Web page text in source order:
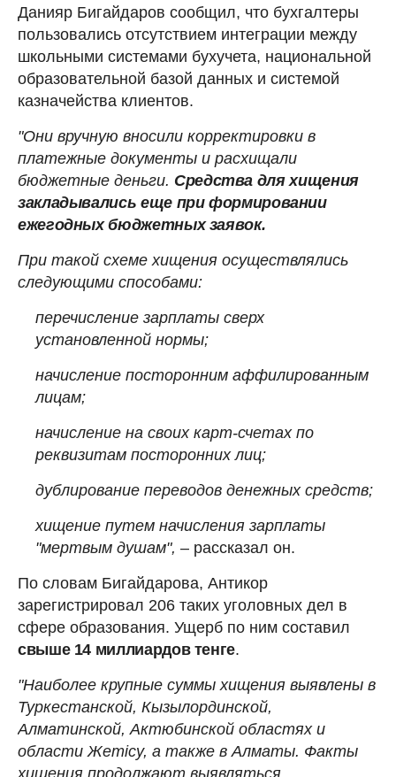
Данияр Бигайдаров сообщил, что бухгалтеры
пользовались отсутствием интеграции между
школьными системами бухучета, национальной
образовательной базой данных и системой
казначейства клиентов.
"Они вручную вносили корректировки в
платежные документы и расхищали
бюджетные деньги. Средства для хищения
закладывались еще при формировании
ежегодных бюджетных заявок.
При такой схеме хищения осуществлялись
следующими способами:
перечисление зарплаты сверх
установленной нормы;
начисление посторонним аффилированным
лицам;
начисление на своих карт-счетах по
реквизитам посторонних лиц;
дублирование переводов денежных средств;
хищение путем начисления зарплаты
"мертвым душам", – рассказал он.
По словам Бигайдарова, Антикор
зарегистрировал 206 таких уголовных дел в
сфере образования. Ущерб по ним составил
свыше 14 миллиардов тенге.
"Наиболее крупные суммы хищения выявлены в
Туркестанской, Кызылординской,
Алматинской, Актюбинской областях и
области Жетiсу, а также в Алматы. Факты
хищения продолжают выявляться.